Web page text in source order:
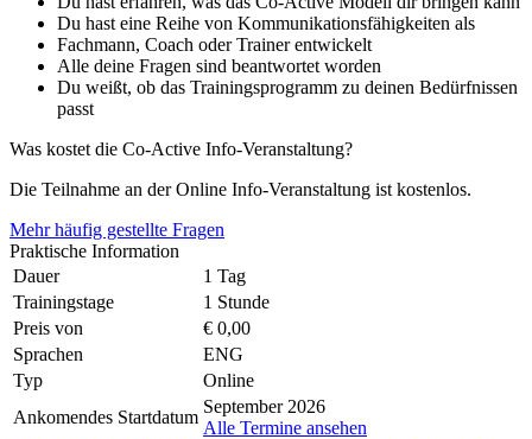
Du hast eine Reihe von Kommunikationsfähigkeiten als
Fachmann, Coach oder Trainer entwickelt
Alle deine Fragen sind beantwortet worden
Du weißt, ob das Trainingsprogramm zu deinen Bedürfnissen
passt
Was kostet die Co-Active Info-Veranstaltung?
Die Teilnahme an der Online Info-Veranstaltung ist kostenlos.
Mehr häufig gestellte Fragen
Praktische Information
Dauer
1 Tag
Trainingstage
1 Stunde
Preis von
€ 0,00
Sprachen
ENG
Typ
Online
Ankomendes Startdatum
September 2026
Alle Termine ansehen